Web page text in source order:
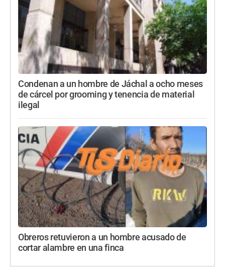
Condenan a un hombre de Jáchal a ocho meses
de cárcel por grooming y tenencia de material
ilegal
Obreros retuvieron a un hombre acusado de
cortar alambre en una finca